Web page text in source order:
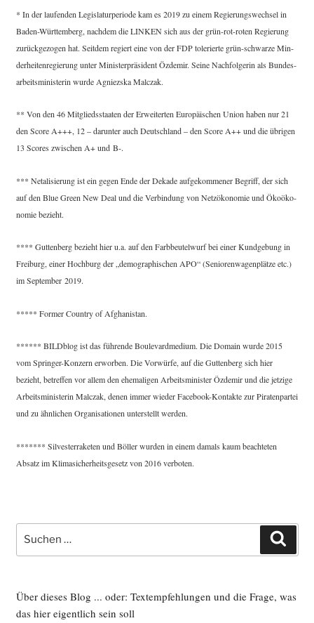
* In der lau­fen­den Legis­la­tur­pe­ri­ode kam es 2019 zu einem Regie­rungs­wech­sel in
Baden-Würt­tem­berg, nach­dem die LINKEN sich aus der grün-rot-roten Regie­rung
zurück­ge­zo­gen hat. Seit­dem regiert eine von der FDP tole­rier­te grün-schwar­ze Min­
der­hei­ten­re­gie­rung unter Minis­ter­prä­si­dent Özd­emir. Sei­ne Nach­fol­ge­rin als Bun­des­
ar­beits­mi­nis­te­rin wur­de Agniez­ska Malczak.
** Von den 46 Mit­glieds­staa­ten der Erwei­ter­ten Euro­päi­schen Uni­on haben nur 21
den Score A+++, 12 – dar­un­ter auch Deutsch­land – den Score A++ und die übri­gen
13 Scores zwi­schen A+ und B-.
*** Neta­li­sie­rung ist ein gegen Ende der Deka­de auf­ge­kom­me­ner Begriff, der sich
auf den Blue Green New Deal und die Ver­bin­dung von Netz­öko­no­mie und Öko­öko­
no­mie bezieht.
**** Gut­ten­berg bezieht hier u.a. auf den Farb­beu­tel­wurf bei einer Kund­ge­bung in
Frei­burg, einer Hoch­burg der „demo­gra­phi­schen APO“ (Senio­ren­wa­gen­plät­ze etc.)
im Sep­tem­ber 2019.
***** For­mer Coun­try of Afghanistan.
****** BILD­blog ist das füh­ren­de Bou­le­vard­me­di­um. Die Domain wur­de 2015
vom Sprin­ger-Kon­zern erwor­ben. Die Vor­wür­fe, auf die Gut­ten­berg sich hier
bezieht, betref­fen vor allem den ehe­ma­li­gen Arbeits­mi­nis­ter Özd­emir und die jet­zi­ge
Arbeits­mi­nis­te­rin Mal­c­zak, denen immer wie­der Face­book-Kon­tak­te zur Pira­ten­par­tei
und zu ähn­li­chen Orga­ni­sa­tio­nen unter­stellt werden.
******* Sil­ves­ter­ra­ke­ten und Böl­ler wur­den in einem damals kaum beach­te­ten
Absatz im Kli­ma­si­cher­heits­ge­setz von 2016 verboten.
Suche
nach:
Über dieses Blog ... oder: Textempfehlungen und die Frage, was
das hier eigentlich sein soll